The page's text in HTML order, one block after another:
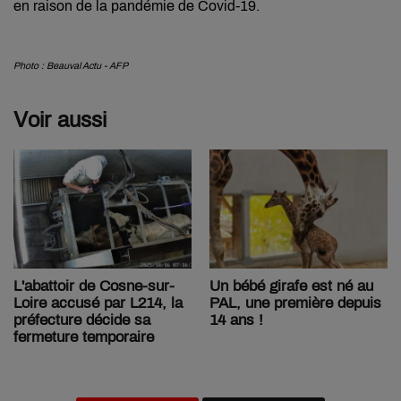
en raison de la pandémie de Covid-19.
Photo : Beauval Actu - AFP
Voir aussi
L'abattoir de Cosne-sur-
Loire accusé par L214, la
préfecture décide sa
fermeture temporaire
Un bébé girafe est né au
PAL, une première depuis
14 ans !